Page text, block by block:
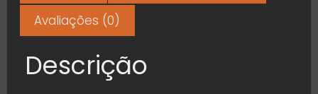
Avaliações (0)
Descrição